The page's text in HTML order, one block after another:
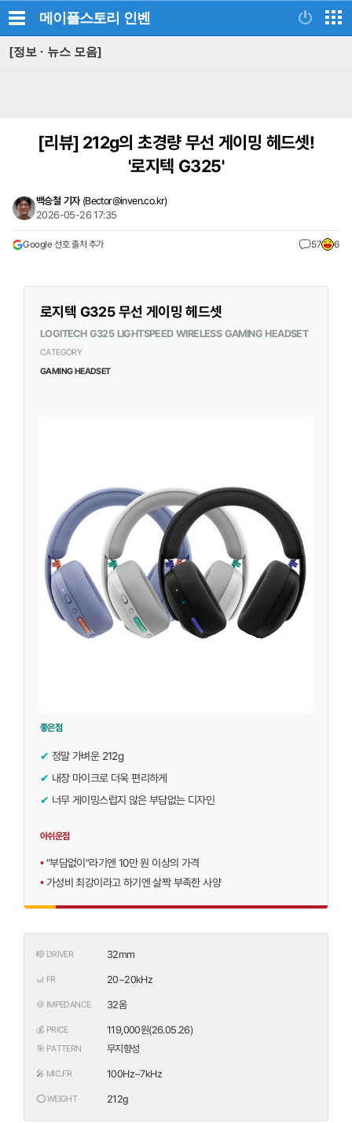
메이플스토리 인벤
[정보 · 뉴스 모음]
[리뷰]212g의 초경량 무선 게이밍 헤드셋!
'로지텍 G325'
백승철 기자 (Bector@inven.co.kr)
2026-05-26 17:35
Google 선호 출처 추가 57 6
로지텍 G325 무선 게이밍 헤드셋
LOGITECH G325 LIGHTSPEED WIRELESS GAMING HEADSET
CATEGORY
GAMING HEADSET
좋은점
✔ 정말 가벼운 212g
✔ 내장 마이크로 더욱 편리하게
✔ 너무 게이밍스럽지 않은 부담없는 디자인
아쉬운점
•"부담없이"라기엔 10만 원 이상의 가격
•가성비 최강이라고 하기엔 살짝 부족한 사양
🎼 DRIVER 32mm
🎢 FR 20~20kHz
🍪 IMPEDANCE 32옴
💰 PRICE 119,000원(26.05.26)
🎯 PATTERN 무지향성
🎤 MIC.FR 100Hz~7kHz
⭕ WEIGHT 212g